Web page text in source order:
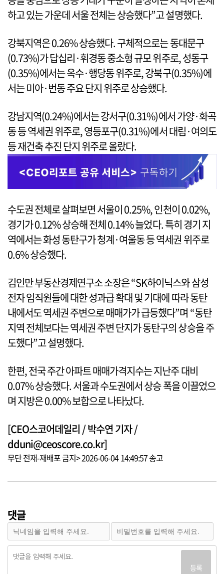
하고 있는 가운데 서울 전체는 상승했다”고 설명했다.
강북지역은 0.26% 상승했다. 구체적으로는 동대문구
(0.73%)가 답십리·휘경동 중소형 규모 위주로, 성동구
(0.35%)에서는 옥수·행당동 위주로, 강북구(0.35%)에
서는 미아·번동 주요 단지 위주로 상승했다.
강남지역(0.24%)에서는 강서구(0.31%)에서 가양·화곡
동 등 역세권 위주로, 영등포구(0.31%)에서 대림·여의도
등 재건축 추진 단지 위주로 올랐다.
수도권 전체로 살펴보면 서울이 0.25%, 인천이 0.02%,
경기가 0.12% 상승해 전체 0.14% 늘었다. 특히 경기 지
역에서는 화성 동탄구가 청계·여울동 등 역세권 위주로
0.6% 상승했다.
김인만 부동산경제연구소 소장은 “SK하이닉스와 삼성
전자 임직원들에 대한 성과급 확대 및 기대에 따라 동탄
내에서도 역세권 주변으로 매매가가 급등했다”며 “동탄
지역 전체보다는 역세권 주변 단지가 동탄구의 상승을 주
도했다”고 설명했다.
한편, 전국 주간 아파트 매매가격지수는 지난주 대비
0.07% 상승했다. 서울과 수도권에서 상승 폭을 이끌었으
며 지방은 0.00% 보합으로 나타났다.
[CEO스코어데일리 / 박수연 기자 /
dduni@ceoscore.co.kr]
무단 전재-재배포 금지> 2026-06-04 14:49:57 송고
댓글
등록